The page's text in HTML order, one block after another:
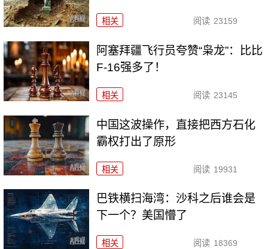
相关 阅读 23159
阿塞拜疆飞行员夸赞“枭龙”：比比
F-16强多了！
相关 阅读 23145
中国这波操作，直接把西方石化
霸权打出了原形
相关 阅读 19931
巴铁横扫海湾：沙科之后谁会是
下一个？美国懵了
相关 阅读 18369